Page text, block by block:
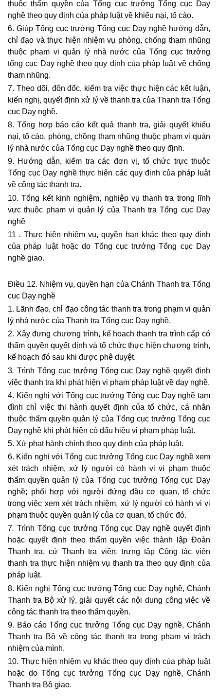
thuộc thẩm quyền của Tổng cục trưởng Tổng cục Dạy
nghề theo quy định của pháp luật về khiếu nại, tố cáo.
6. Giúp Tổng cục trưởng Tổng cục Dạy nghề hướng dẫn,
chỉ đạo và thực hiện nhiệm vụ phòng, chống tham nhũng
thuộc phạm vi quản lý nhà nước của Tổng cục trưởng
tổng cục Dạy nghề theo quy định của pháp luật về chống
tham nhũng.
7. Theo dõi, đôn đốc, kiểm tra việc thực hiện các kết luận,
kiến nghị, quyết định xử lý về thanh tra của Thanh tra Tổng
cục Dạy nghề.
8. Tổng hợp báo cáo kết quả thanh tra, giải quyết khiếu
nại, tố cáo, phòng, chồng tham nhũng thuộc phạm vi quản
lý nhà nước của Tổng cục Dạy nghề theo quy định.
9. Hướng dẫn, kiểm tra các đơn vị, tổ chức trực thuộc
Tổng cục Dạy nghề thực hiện các quy định của pháp luật
về công tác thanh tra.
10. Tổng kết kinh nghiệm, nghiệp vụ thanh tra trong lĩnh
vực thuộc phạm vi quản lý của Thanh tra Tổng cục Dạy
nghề
11.Thực hiện nhiệm vụ, quyền hạn khác theo quy định
của pháp luật hoặc do Tổng cục trưởng Tổng cục Dạy
nghề giao.
Điều 12. Nhiệm vụ, quyền hạn của Chánh Thanh tra Tổng
cục Dạy nghề
1. Lãnh đạo, chỉ đạo công tác thanh tra trong phạm vi quản
lý nhà nước của Thanh tra Tổng cục Dạy nghề.
2. Xây đựng chương trình, kế hoạch thanh tra trình cấp có
thẩm quyền quyết định và tổ chức thực hiện chương trình,
kế hoạch đó sau khi được phê duyệt.
3. Trình Tổng cục trưởng Tổng cục Dạy nghề quyết định
việc thanh tra khi phát hiện vi phạm pháp luật về dạy nghề.
4. Kiến nghị với Tổng cục trưởng Tổng cục Dạy nghề tạm
đình chỉ việc thi hành quyết định của tổ chức, cá nhân
thuộc thẩm quyền quản lý của Tổng cục trưởng Tổng cục
Dạy nghề khi phát hiện có dấu hiệu vi phạm pháp luật.
5. Xử phạt hành chính theo quy định của pháp luật.
6. Kiến nghị với Tổng cục trưởng Tổng cục Dạy nghề xem
xét trách nhiệm, xử lý người có hành vi vi phạm thuộc
thẩm quyền quản lý của Tổng cục trưởng Tổng cục Dạy
nghề; phối hợp với người đứng đầu cơ quan, tổ chức
trong việc xem xét trách nhiệm, xử lý người có hành vi vi
phạm thuộc quyền quản lý của cơ quan, tổ chức đó.
7. Trình Tổng cục trưởng Tổng cục Dạy nghề quyết định
hoặc quyết định theo thẩm quyền việc thành lập Đoàn
Thanh tra, cử Thanh tra viên, trưng tập Cộng tác viên
thanh tra thực hiện nhiệm vụ thanh tra theo quy định của
pháp luật.
8. Kiến nghị Tổng cục trưởng Tổng cục Dạy nghề, Chánh
Thanh tra Bộ xử lý, giải quyết các nội dung công việc về
công tác thanh tra theo thẩm quyền.
9. Báo cáo Tổng cục trưởng Tổng cục Dạy nghề, Chánh
Thanh tra Bộ về công tác thanh tra trong phạm vi trách
nhiệm của mình.
10. Thực hiện nhiệm vụ khác theo quy định của pháp luật
hoặc do Tổng cục trưởng Tổng cục Dạy nghề, Chánh
Thanh tra Bộ giao.